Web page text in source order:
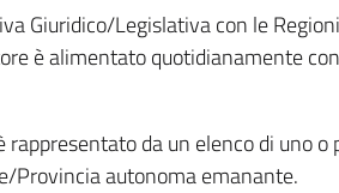
Giuridico/Legislativa con le
è alimentato quotidianamente
da un elenco di uno
Provincia autonoma emanante.